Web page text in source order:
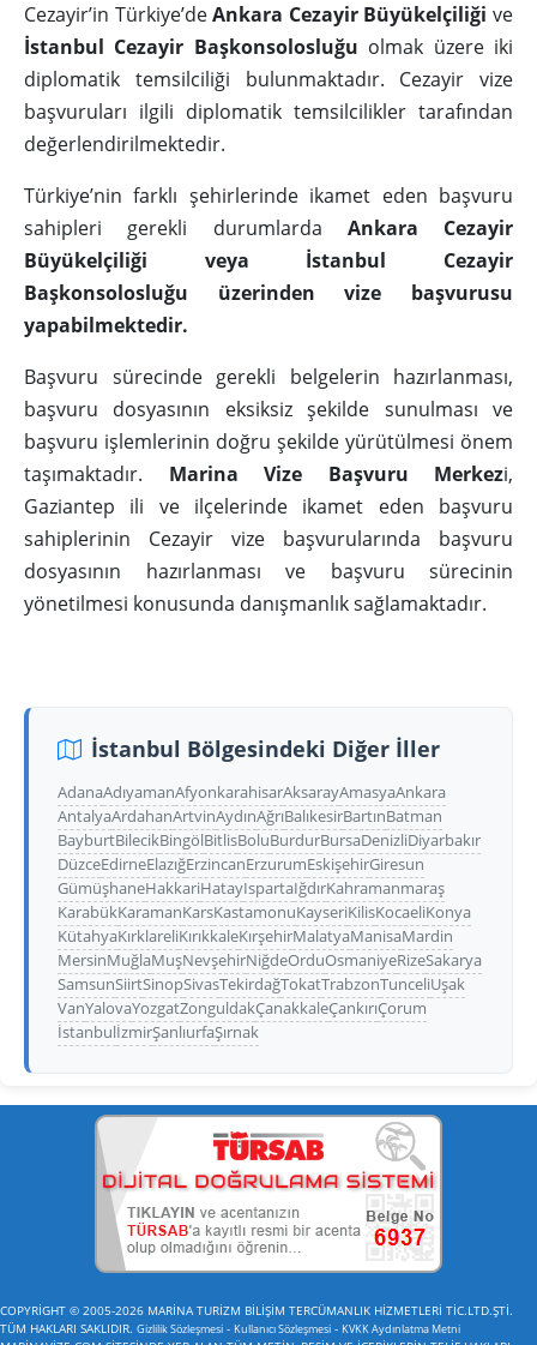
Cezayir’in Türkiye’deAnkara Cezayir Büyükelçiliği ve
İstanbul Cezayir Başkonsolosluğu olmak üzere iki
diplomatik temsilciliği bulunmaktadır. Cezayir vize
başvuruları ilgili diplomatik temsilcilikler tarafından
değerlendirilmektedir.
Türkiye’nin farklı şehirlerinde ikamet eden başvuru
sahipleri gerekli durumlarda Ankara Cezayir
Büyükelçiliği veya İstanbul Cezayir
Başkonsolosluğu üzerinden vize başvurusu
yapabilmektedir.
Başvuru sürecinde gerekli belgelerin hazırlanması,
başvuru dosyasının eksiksiz şekilde sunulması ve
başvuru işlemlerinin doğru şekilde yürütülmesi önem
taşımaktadır. Marina Vize Başvuru Merkezi,
Gaziantep ili ve ilçelerinde ikamet eden başvuru
sahiplerinin Cezayir vize başvurularında başvuru
dosyasının hazırlanması ve başvuru sürecinin
yönetilmesi konusunda danışmanlık sağlamaktadır.
İstanbul Bölgesindeki Diğer İller
AdanaAdıyamanAfyonkarahisarAksarayAmasyaAnkara
AntalyaArdahanArtvinAydınAğrıBalıkesirBartınBatman
BayburtBilecikBingölBitlisBoluBurdurBursaDenizliDiyarbakır
DüzceEdirneElazığErzincanErzurumEskişehirGiresun
GümüşhaneHakkariHatayIspartaIğdırKahramanmaraş
KarabükKaramanKarsKastamonuKayseriKilisKocaeliKonya
KütahyaKırklareliKırıkkaleKırşehirMalatyaManisaMardin
MersinMuğlaMuşNevşehirNiğdeOrduOsmaniyeRizeSakarya
SamsunSiirtSinopSivasTekirdağTokatTrabzonTunceliUşak
VanYalovaYozgatZonguldakÇanakkaleÇankırıÇorum
İstanbulİzmirŞanlıurfaŞırnak
COPYRİGHT © 2005-2026 MARİNA TURİZM BİLİŞİM TERCÜMANLIK HİZMETLERİ TİC.LTD.ŞTİ.
TÜM HAKLARI SAKLIDIR. Gizlilik Sözleşmesi - Kullanıcı Sözleşmesi - KVKK Aydınlatma Metni